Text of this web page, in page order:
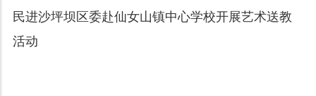
民进沙坪坝区委赴仙女山镇中心学校开展艺术送教
活动